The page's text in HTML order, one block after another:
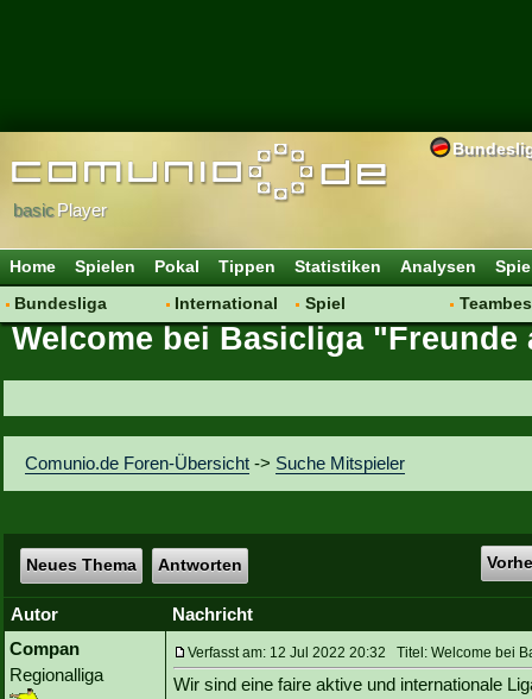
basicPlayer
Home Spielen Pokal Tippen Statistiken Analysen
Bundesliga
Hot News
Vereinsdiskussion
Vereinsfragen
International
Vereine
Spiel
Regeln & Tipps
Welcome bei Basicliga "Freunde
Comunio.de Foren-Übersicht -> Suche Mitspieler
Neues Thema Antworten
Autor
Nachricht
Compan
Regionalliga
Verfasst am: 12 Jul 2022 20:32 Titel: Welcome bei
Wir sind eine faire aktive und internationale